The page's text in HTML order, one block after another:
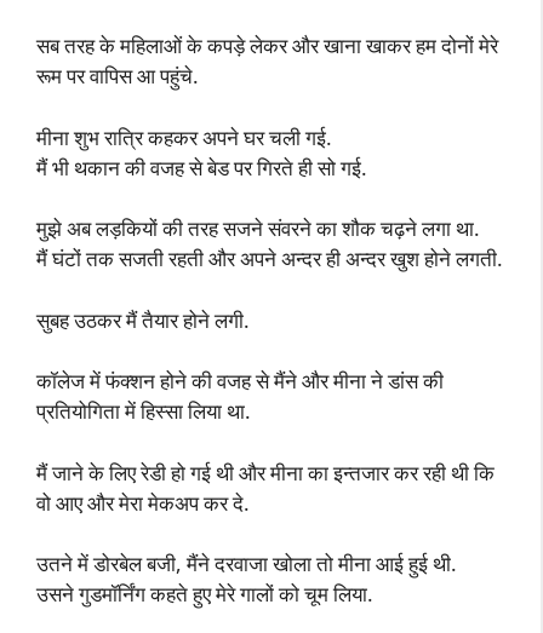
सब तरह के महिलाओं के कपड़े लेकर और खाना खाकर हम दोनों मेरे
रूम पर वापिस आ पहुंचे.
मीना शुभ रात्रि कहकर अपने घर चली गई.
मैं भी थकान की वजह से बेड पर गिरते ही सो गई.
मुझे अब लड़कियों की तरह सजने संवरने का शौक चढ़ने लगा था.
मैं घंटों तक सजती रहती और अपने अन्दर ही अन्दर खुश होने लगती.
सुबह उठकर मैं तैयार होने लगी.
कॉलेज में फंक्शन होने की वजह से मैंने और मीना ने डांस की
प्रतियोगिता में हिस्सा लिया था.
मैं जाने के लिए रेडी हो गई थी और मीना का इन्तजार कर रही थी कि
वो आए और मेरा मेकअप कर दे.
उतने में डोरबेल बजी, मैंने दरवाजा खोला तो मीना आई हुई थी.
उसने गुडमॉर्निंग कहते हुए मेरे गालों को चूम लिया.